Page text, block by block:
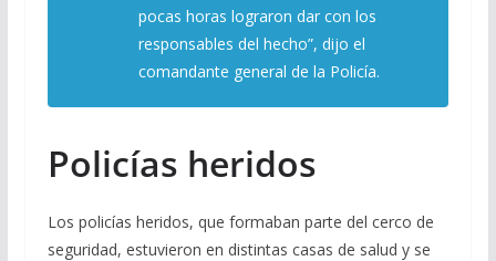
pocas horas lograron dar con los
responsables del hecho”, dijo el
comandante general de la Policía.
Policías heridos
Los policías heridos, que formaban parte del cerco de
seguridad, estuvieron en distintas casas de salud y se